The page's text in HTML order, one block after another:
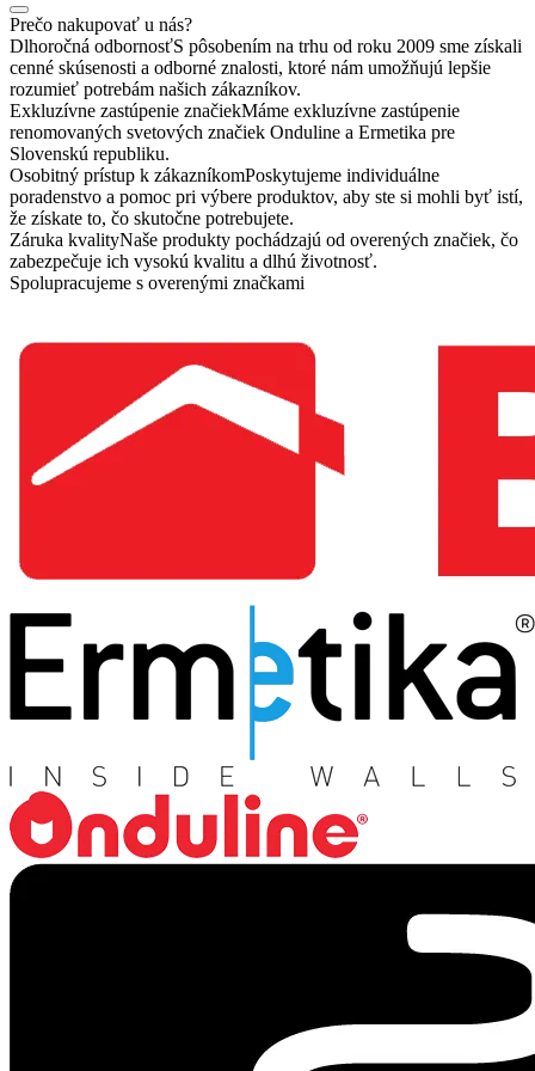
Prečo nakupovať u nás?
Dlhoročná odbornosťS pôsobením na trhu od roku 2009 sme získali
cenné skúsenosti a odborné znalosti, ktoré nám umožňujú lepšie
rozumieť potrebám našich zákazníkov.
Exkluzívne zastúpenie značiekMáme exkluzívne zastúpenie
renomovaných svetových značiek Onduline a Ermetika pre
Slovenskú republiku.
Osobitný prístup k zákazníkomPoskytujeme individuálne
poradenstvo a pomoc pri výbere produktov, aby ste si mohli byť istí,
že získate to, čo skutočne potrebujete.
Záruka kvalityNaše produkty pochádzajú od overených značiek, čo
zabezpečuje ich vysokú kvalitu a dlhú životnosť.
Spolupracujeme s overenými značkami